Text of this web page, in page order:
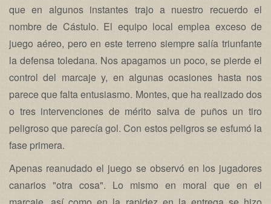
que en algunos instantes trajo a nuestro recuerdo el
nombre de Cástulo. El equipo local emplea exceso de
juego aéreo, pero en este terreno siempre salía triunfante
la defensa toledana. Nos apagamos un poco, se pierde el
control del marcaje y, en algunas ocasiones hasta nos
parece que falta entusiasmo. Montes, que ha realizado dos
o tres intervenciones de mérito salva de puños un tiro
peligroso que parecía gol. Con estos peligros se esfumó la
fase primera.
Apenas reanudado el juego se observó en los jugadores
canarios "otra cosa". Lo mismo en moral que en el